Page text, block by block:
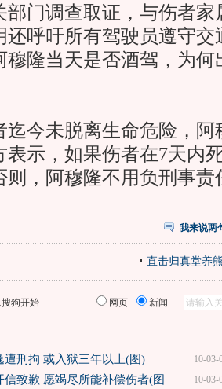
部门调查取证，与伤者家
还呼吁所有驾驶员遵守交
穆隆当天是否酒驾，为何
未脱离生命危险，阿
表示，如果伤者在7天内
则，阿穆隆不用负刑事责
我来说两
直击归真堂养
狗开始 网页 新闻
10-03-
遭刑拘 或入狱三年以上(图)
10-03-
信致歉 愿竭尽所能补偿伤者(图